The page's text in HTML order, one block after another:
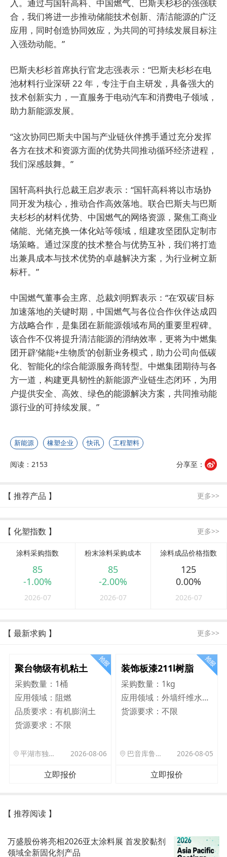
入。通过与国轩高科、中国燃气、巴斯夫杉杉的强强联
合，我们将进一步推动储能技术创新、清洁能源的广泛
应用，同时创造协同效应，为共同的可持续发展目标注
入强劲动能。”
巴斯夫杉杉首席执行官龙志强表示：“巴斯夫杉杉在电
池材料行业深研 22 年，专注于自主研发，具备强大的
技术创新实力，一直服务于电动汽车和消费电子领域，
助力新能源发展。
“这次协同巴斯夫中国与产业链伙伴携手通过充分发挥
各方在技术和资源方面的优势共同推动循环经济进程，
我们深感鼓舞。”
国轩高科执行总裁王启岁表示：“国轩高科将以市场协
同开发为核心，推动合作高效落地。联合巴斯夫与巴斯
夫杉杉的材料优势、中国燃气的网络资源，聚焦工商业
储能、光储充换一体化站等领域，组建攻坚团队定制市
场策略。通过深度的技术整合与优势互补，我们将打造
出兼具成本与技术优势的卓越解决方案，为行业树立新
标杆。”
中国燃气董事会主席、总裁刘明辉表示：“在‘双碳’目标
加速落地的关键时期，中国燃气与各位合作伙伴达成四
方战略合作，是集团在新能源领域布局的重要里程碑。
该合作不仅将提升清洁能源的消纳效率，更将为中燃集
团开辟‘储能+生物质’的创新业务模式，助力公司向低碳
化、智能化的综合能源服务商转型。中燃集团期待与各
方一道，构建更具韧性的新能源产业链生态闭环，为用
户提供安全、高效、绿色的能源解决方案，共同推动能
源行业的可持续发展。”
新能源 橡塑企业 快讯 工程塑料
阅读：2153 分享至：
【 推荐产品 】 更多>>
【 化塑指数 】 更多>>
涂料采购指数
85
-1.00%
2026-07
粉末涂料采购成本
85
-2.00%
2026-07
涂料成品价格指数
125
0.00%
2026-07
【 最新求购 】 更多>>
聚台物级有机粘土
采购数量： 1桶
应用领域： 阻燃
品质要求： 有机膨润土
货源要求： 不限
平湖市独山港镇集港路 589 号 2026-08-06
立即报价
装饰板漆211l树脂
采购数量： 1kg
应用领域：
外墙纤维水泥板
货源要求：不限
巴音库鲁提镇,托帕口岸六号库房 2026-08-05
立即报价
【 推荐阅读 】
万盛股份将亮相2026亚太涂料展 首发胶黏剂
领域全新固化剂产品